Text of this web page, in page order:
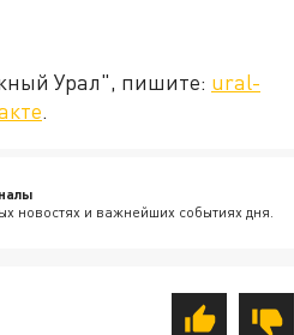
Урал", пишите: ural-
.
новостях и важнейших событиях дня.